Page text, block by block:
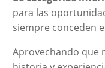
para las
siempre conceden
Aprovechando que